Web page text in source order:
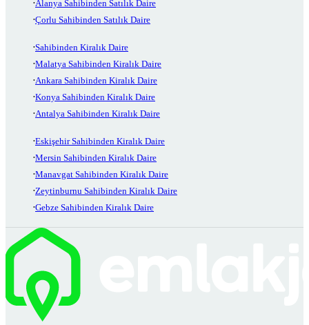
Alanya Sahibinden Satılık Daire
Çorlu Sahibinden Satılık Daire
Sahibinden Kiralık Daire
Malatya Sahibinden Kiralık Daire
Ankara Sahibinden Kiralık Daire
Konya Sahibinden Kiralık Daire
Antalya Sahibinden Kiralık Daire
Eskişehir Sahibinden Kiralık Daire
Mersin Sahibinden Kiralık Daire
Manavgat Sahibinden Kiralık Daire
Zeytinburnu Sahibinden Kiralık Daire
Gebze Sahibinden Kiralık Daire